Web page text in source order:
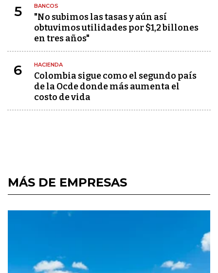
5 BANCOS
"No subimos las tasas y aún así
obtuvimos utilidades por $1,2 billones
en tres años"
6 HACIENDA
Colombia sigue como el segundo país
de la Ocde donde más aumenta el
costo de vida
MÁS DE EMPRESAS